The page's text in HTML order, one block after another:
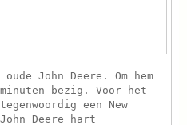
John Deere. Om hem
bezig. Voor het
een New
Deere hart